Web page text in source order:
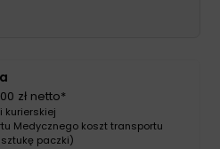
zł netto*
kurierskiej
Medycznego koszt transportu
sztukę paczki)